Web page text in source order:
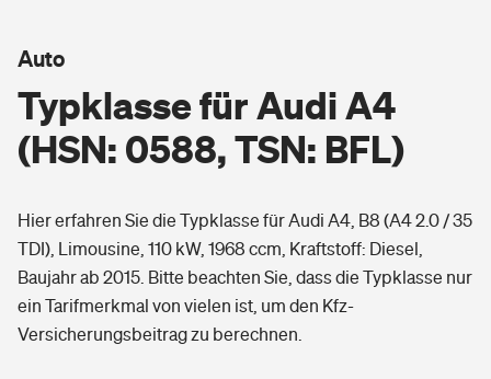
Berufsunfähigkeitsversicherung
Erwerbsunfähigkeitsversicherung
Grundfähigkeitsversicherung
Arbeitsrechtsschutz
Berufshaftpflichtversicherung
Wohnen
Freizeit
Pri­vate Haft­pflicht­
Gesundheit
Typklasse für Audi A4
(HSN: 0588, TSN: BFL)
Auto
Hier erfahren Sie die Typklasse für Audi A4, B8 (A4 2.0 / 35
TDI), Limousine, 110 kW, 1968 ccm, Kraftstoff: Diesel,
Baujahr ab 2015. Bitte beachten Sie, dass die Typklasse nur
ein Tarifmerkmal von vielen ist, um den Kfz-
Versicherungsbeitrag zu berechnen.